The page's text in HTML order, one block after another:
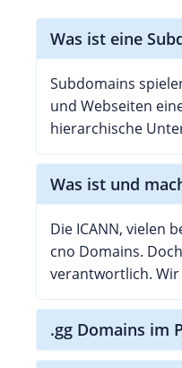
Was ist eine
Subdomains
und Webseiten
hierarchische
Was ist und
Die ICANN, vielen
cno Domains.
verantwortlich. Wir
.gg Domains im